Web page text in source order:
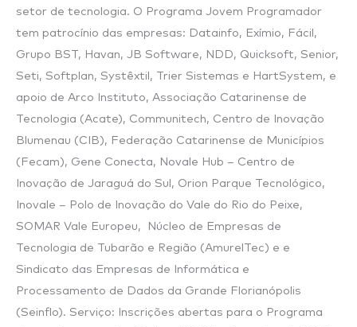
setor de tecnologia. O Programa Jovem Programador
tem patrocínio das empresas: Datainfo, Exímio, Fácil,
Grupo BST, Havan, JB Software, NDD, Quicksoft, Senior,
Seti, Softplan, Systêxtil, Trier Sistemas e HartSystem, e
apoio de Arco Instituto, Associação Catarinense de
Tecnologia (Acate), Communitech, Centro de Inovação
Blumenau (CIB), Federação Catarinense de Municípios
(Fecam), Gene Conecta, Novale Hub – Centro de
Inovação de Jaraguá do Sul, Orion Parque Tecnológico,
Inovale – Polo de Inovação do Vale do Rio do Peixe,
SOMAR Vale Europeu, Núcleo de Empresas de
Tecnologia de Tubarão e Região (AmurelTec) e e
Sindicato das Empresas de Informática e
Processamento de Dados da Grande Florianópolis
(Seinflo). Serviço: Inscrições abertas para o Programa